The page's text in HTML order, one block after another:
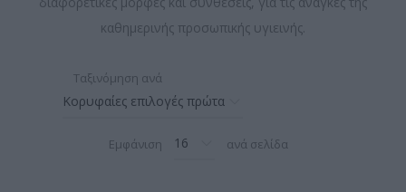
καθημερινής προσωπικής υγιεινής.
Ταξινόμηση ανά
Εμφάνιση ανά σελίδα